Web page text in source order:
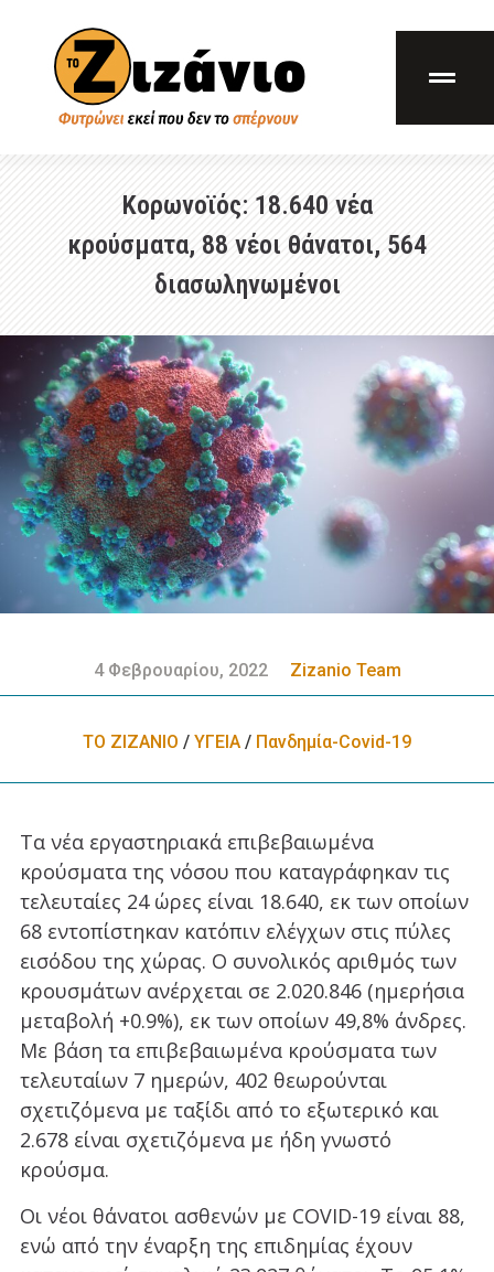
Κορωνοϊός: 18.640 νέα
κρούσματα, 88 νέοι θάνατοι, 564
διασωληνωμένοι
4 Φεβρουαρίου, 2022 Zizanio Team
ΤΟ ΖΙΖΑΝΙΟ / ΥΓΕΙΑ / Πανδημία-Covid-19
Τα νέα εργαστηριακά επιβεβαιωμένα
κρούσματα της νόσου που καταγράφηκαν τις
τελευταίες 24 ώρες είναι 18.640, εκ των οποίων
68 εντοπίστηκαν κατόπιν ελέγχων στις πύλες
εισόδου της χώρας. Ο συνολικός αριθμός των
κρουσμάτων ανέρχεται σε 2.020.846 (ημερήσια
μεταβολή +0.9%), εκ των οποίων 49,8% άνδρες.
Με βάση τα επιβεβαιωμένα κρούσματα των
τελευταίων 7 ημερών, 402 θεωρούνται
σχετιζόμενα με ταξίδι από το εξωτερικό και
2.678 είναι σχετιζόμενα με ήδη γνωστό
κρούσμα.
Οι νέοι θάνατοι ασθενών με COVID-19 είναι 88,
ενώ από την έναρξη της επιδημίας έχουν